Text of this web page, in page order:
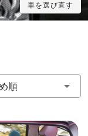
車を選び直す
順